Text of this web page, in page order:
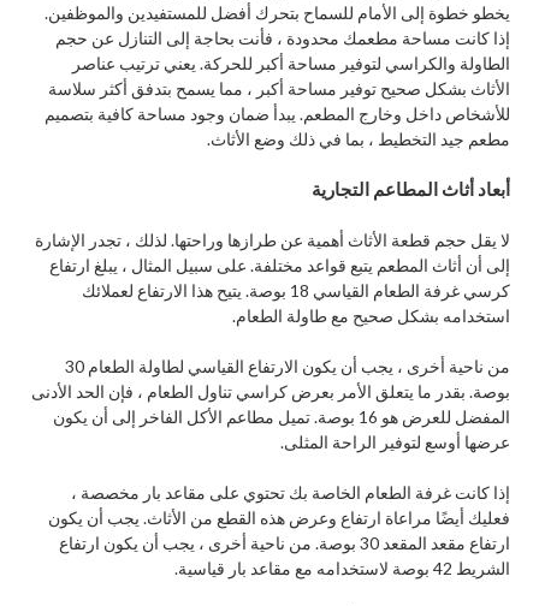
يخطو خطوة إلى الأمام للسماح بتحرك أفضل للمستفيدين والموظفين.
إذا كانت مساحة مطعمك محدودة ، فأنت بحاجة إلى التنازل عن حجم
الطاولة والكراسي لتوفير مساحة أكبر للحركة. يعني ترتيب عناصر
الأثاث بشكل صحيح توفير مساحة أكبر ، مما يسمح بتدفق أكثر سلاسة
للأشخاص داخل وخارج المطعم. يبدأ ضمان وجود مساحة كافية بتصميم
مطعم جيد التخطيط ، بما في ذلك وضع الأثاث.
أبعاد أثاث المطاعم التجارية
لا يقل حجم قطعة الأثاث أهمية عن طرازها وراحتها. لذلك ، تجدر الإشارة
إلى أن أثاث المطعم يتبع قواعد مختلفة. على سبيل المثال ، يبلغ ارتفاع
كرسي غرفة الطعام القياسي 18 بوصة. يتيح هذا الارتفاع لعملائك
استخدامه بشكل صحيح مع طاولة الطعام.
من ناحية أخرى ، يجب أن يكون الارتفاع القياسي لطاولة الطعام 30
بوصة. بقدر ما يتعلق الأمر بعرض كراسي تناول الطعام ، فإن الحد الأدنى
المفضل للعرض هو 16 بوصة. تميل مطاعم الأكل الفاخر إلى أن يكون
عرضها أوسع لتوفير الراحة المثلى.
إذا كانت غرفة الطعام الخاصة بك تحتوي على مقاعد بار مخصصة ،
فعليك أيضًا مراعاة ارتفاع وعرض هذه القطع من الأثاث. يجب أن يكون
ارتفاع مقعد المقعد 30 بوصة. من ناحية أخرى ، يجب أن يكون ارتفاع
الشريط 42 بوصة لاستخدامه مع مقاعد بار قياسية.